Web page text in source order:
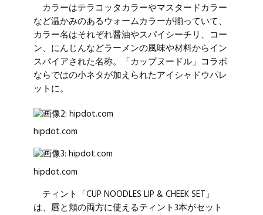
カラーはテラコッタカラーやマスタードカラー
など温かみのあるウォームカラーが揃っていて、
カラー名はそれぞれ醤油やスパイシーチリ、コー
ン、にんじんなどラーメンの風味や材料からイン
スパイアされた名称。「カップヌードル」コラボ
ならではの小ネタが加えられたアイシャドウパレ
ットに。
hipdot.com
hipdot.com
ティント「CUP NOODLES LIP & CHEEK SET」
は、唇と頬の両方に使えるティント3本がセット